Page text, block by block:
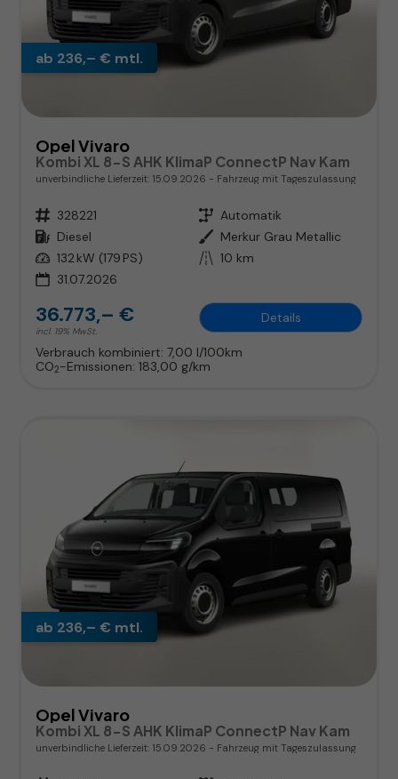
ab 236,– € mtl.
Opel Vivaro
Kombi XL 8-S AHK KlimaP ConnectP Nav Kam
unverbindliche Lieferzeit: 15.09.2026 Fahrzeug mit Tageszulassung
Fahrzeugnr. 328221 Getriebe Automatik
Kraftstoff Diesel Außenfarbe Merkur Grau Metallic
Leistung 132 kW (179 PS) Kilometerstand 10 km
31.07.2026
36.773,– €
incl. 19% MwSt.
Details
Verbrauch kombiniert: 7,00 l/100km
CO2-Emissionen: 183,00 g/km
ab 236,– € mtl.
Opel Vivaro
Kombi XL 8-S AHK KlimaP ConnectP Nav Kam
unverbindliche Lieferzeit: 15.09.2026 Fahrzeug mit Tageszulassung